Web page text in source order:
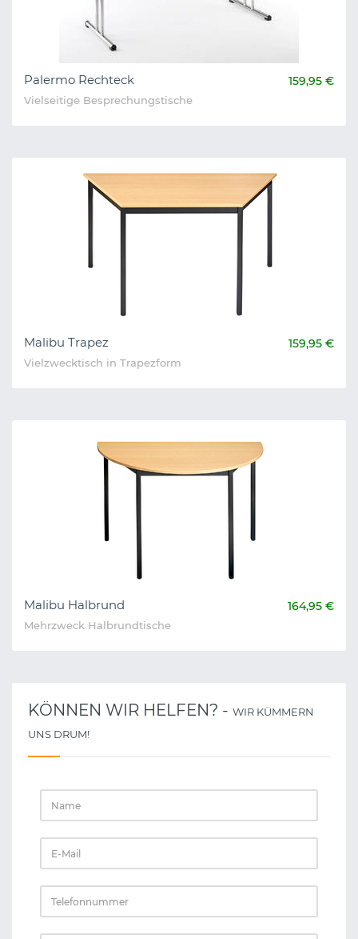
Palermo Rechteck 159,95 €
Vielseitige Besprechungstische
Malibu Trapez 159,95 €
Vielzwecktisch in Trapezform
Malibu Halbrund 164,95 €
Mehrzweck Halbrundtische
KÖNNEN WIR HELFEN? - WIR KÜMMERN
UNS DRUM!